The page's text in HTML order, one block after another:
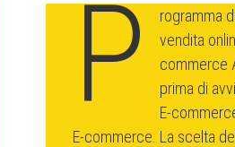
P
rogramma
vendita
commerce
prima di
E-
E-commerce. La scelta